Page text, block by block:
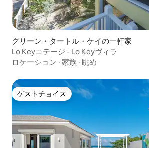
グリーン・タートル・ケイの一軒家
Lo Keyコテージ - Lo Keyヴィラ
ロケーション · 家族 · 眺め
ゲストチョイス
ゲストチョイス